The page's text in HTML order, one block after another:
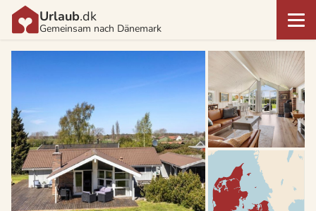
Urlaub.dk
Gemeinsam nach Dänemark